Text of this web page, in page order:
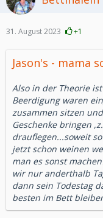
31. August 2023 +1
Jason's - mama
Also in der Theorie
Beerdigung waren
zusammen sitzen
Geschenke bringen
drauflegen...soweit
jetzt schon weinen
man es sonst
wir nur anderthalb
dann sein Todestag
besten im Bett